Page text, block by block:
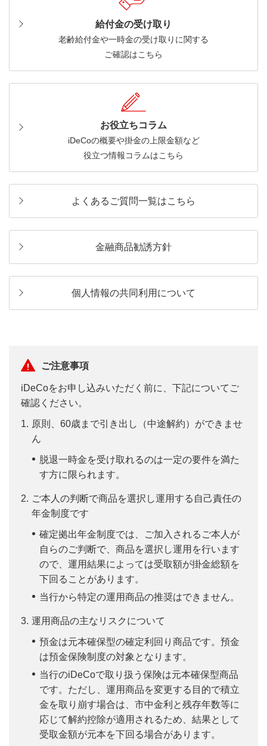
給付金の受け取り
老齢給付金や一時金の受け取りに関する
ご確認はこちら
お役立ちコラム
iDeCoの概要や掛金の上限金額など
役立つ情報コラムはこちら
よくあるご質問一覧はこちら
金融商品勧誘方針
個人情報の共同利用について
ご注意事項
iDeCoをお申し込みいただく前に、下記についてご
確認ください。
原則、60歳まで引き出し（中途解約）ができませ
ん
脱退一時金を受け取れるのは一定の要件を満た
す方に限られます。
ご本人の判断で商品を選択し運用する自己責任の
年金制度です
確定拠出年金制度では、ご加入されるご本人が
自らのご判断で、商品を選択し運用を行います
ので、運用結果によっては受取額が掛金総額を
下回ることがあります。
当行から特定の運用商品の推奨はできません。
運用商品の主なリスクについて
預金は元本確保型の確定利回り商品です。預金
は預金保険制度の対象となります。
当行のiDeCoで取り扱う保険は元本確保型商品
です。ただし、運用商品を変更する目的で積立
金を取り崩す場合は、市中金利と残存年数等に
応じて解約控除が適用されるため、結果として
受取金額が元本を下回る場合があります。